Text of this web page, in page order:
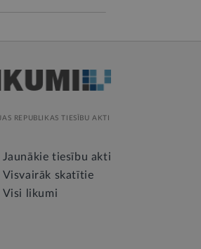
REPUBLIKAS TIESĪBU AKTI
Jaunākie tiesību akti
Visvairāk skatītie
Visi likumi